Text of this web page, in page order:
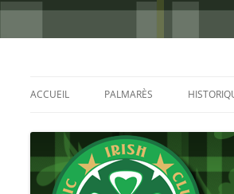
Aller
ACCUEIL PALMARÈS